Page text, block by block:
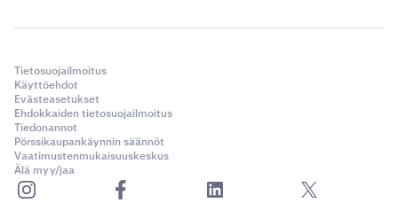
Tietosuojailmoitus
Käyttöehdot
Evästeasetukset
Ehdokkaiden tietosuojailmoitus
Tiedonannot
Pörssikaupankäynnin säännöt
Vaatimustenmukaisuuskeskus
Älä myy/jaa